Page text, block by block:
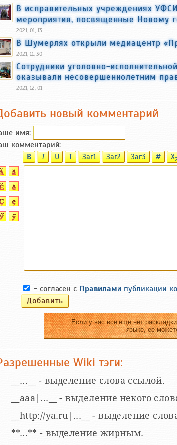
В исправительных учреждениях
мероприятия, посвященные Новому
2021, 01, 13
В Шумерлях открыли медиацентр
2021, 11, 30
Сотрудники уголовно-
оказывали несовершеннолетним
2021, 12, 01
новый комментарий
имя:
комментарий:
B T U T Заг1 Заг2 Заг3 # X2
- согласен с Правилами публикации
Если у вас все еще нет
языке, ее
Wiki тэги:
__...__ - выделение слова ссылой.
__aaa|...__ - выделение некого
__http://ya.ru|...__ - выделение
**...** - выделение жирным.